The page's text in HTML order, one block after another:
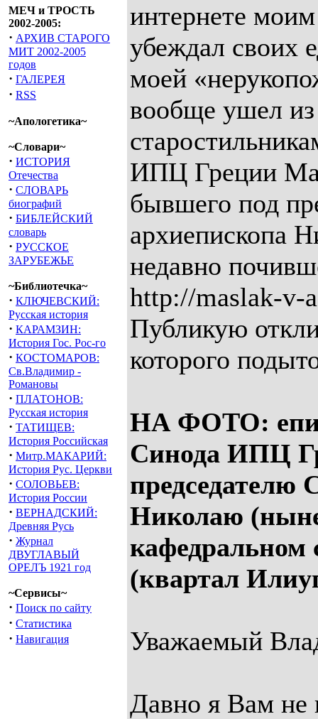
МЕЧ и ТРОСТЬ
2002-2005:
· АРХИВ СТАРОГО
МИТ 2002-2005
годов
· ГАЛЕРЕЯ
· RSS
~Апологетика~
~Словари~
· ИСТОРИЯ
Отечества
· СЛОВАРЬ
биографий
· БИБЛЕЙСКИЙ
словарь
· РУССКОЕ
ЗАРУБЕЖЬЕ
~Библиотечка~
· КЛЮЧЕВСКИЙ:
Русская история
· КАРАМЗИН:
История Гос. Рос-го
· КОСТОМАРОВ:
Св.Владимир -
Романовы
· ПЛАТОНОВ:
Русская история
· ТАТИЩЕВ:
История Российская
· Митр.МАКАРИЙ:
История Рус. Церкви
· СОЛОВЬЕВ:
История России
· ВЕРНАДСКИЙ:
Древняя Русь
· Журнал
ДВУГЛАВЫЙ
ОРЕЛЪ 1921 год
~Сервисы~
· Поиск по сайту
· Статистика
· Навигация
интернете
убеждал своих
моей
вообще ушел
ИПЦ Греции
бывшего под
архиепископа
недавно
http://maslak-v-
Публикую
которого
НА ФОТО:
Синода ИПЦ
председателю
Николаю
кафедральном
(квартал
Уважаемый
Давно я Вам не